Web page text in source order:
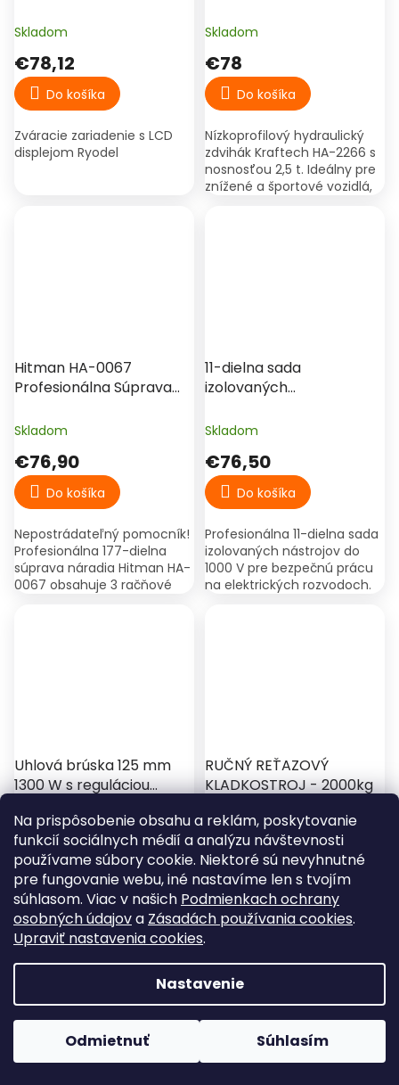
Na prispôsobenie obsahu a reklám, poskytovanie
funkcií sociálnych médií a analýzu návštevnosti
používame súbory cookie. Niektoré sú nevyhnutné
pre fungovanie webu, iné nastavíme len s tvojím
súhlasom. Viac v našich Podmienkach ochrany
osobných údajova Zásadách používania cookies.
Upraviť nastavenia cookies.
Nastavenie
Odmietnuť Súhlasím
Skladom
€78,12
Do košíka
Zváracie zariadenie s LCD
displejom Ryodel
(90–340 mm)
Skladom
€78
Do košíka
Nízkoprofilový hydraulický
zdvihák Kraftech HA-2266 s
nosnosťou 2,5 t. Ideálny pre
znížené a športové vozidlá,
Hitman HA-0067
Profesionálna Súprava
Kľúče, Hlavice a Bity
Skladom
€76,90
Do košíka
Nepostrádateľný pomocník!
Profesionálna 177-dielna
súprava náradia Hitman HA-
0067 obsahuje 3 račňové
11-dielna sada
izolovaných
do 1000 V, skrutkovače,
model 29719
Skladom
€76,50
Do košíka
Profesionálna 11-dielna sada
izolovaných nástrojov do
1000 V pre bezpečnú prácu
na elektrických rozvodoch.
Uhlová brúska 125 mm
1300 W s reguláciou
Procraft PW2350
Skladom
€75,48
Do košíka
Bezkartáčová uhlová brúska
125 mm s výkonom 1300 W je
určená na rezanie, brúsenie
aj čistenie kovu, dlažby a
betónu. Regulácia otáčok
200–11000 ot./min umožňuje
presnú kontrolu...
RUČNÝ REŤAZOVÝ
KLADKOSTROJ - 2000kg
Skladom
€75,30
Do košíka
RUČNÝ REŤAZOVÝ
Domov
☰
Kategórie Hľadať Košík